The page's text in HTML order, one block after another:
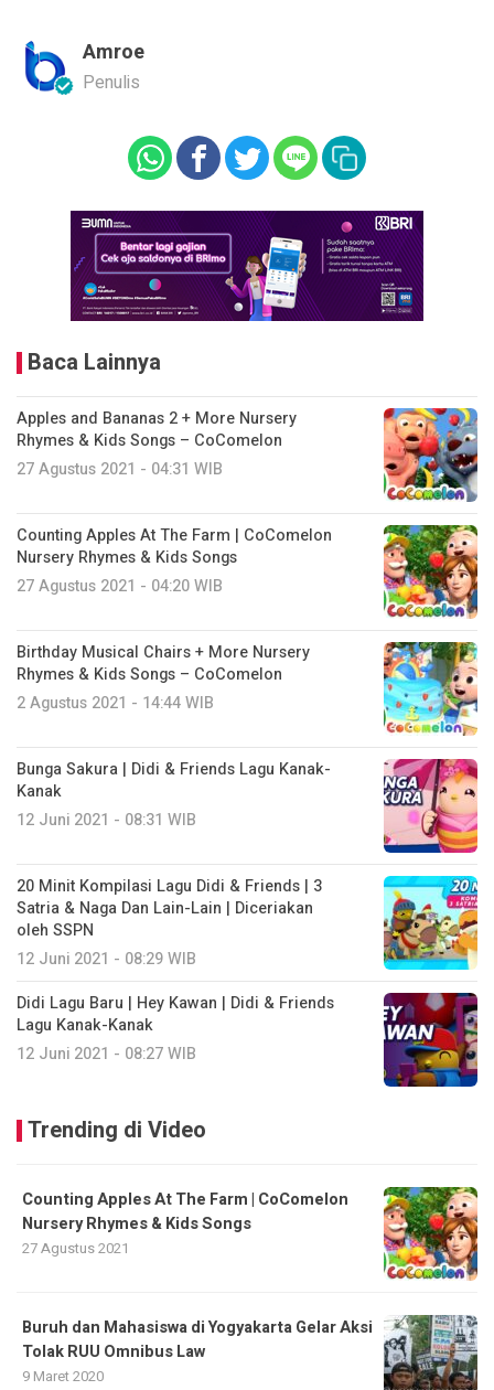
Amroe
Penulis
Baca Lainnya
Apples and Bananas 2 + More Nursery
Rhymes & Kids Songs – CoComelon
27 Agustus 2021 - 04:31 WIB
Counting Apples At The Farm | CoComelon
Nursery Rhymes & Kids Songs
27 Agustus 2021 - 04:20 WIB
Birthday Musical Chairs + More Nursery
Rhymes & Kids Songs – CoComelon
2 Agustus 2021 - 14:44 WIB
Bunga Sakura | Didi & Friends Lagu Kanak-
Kanak
12 Juni 2021 - 08:31 WIB
20 Minit Kompilasi Lagu Didi & Friends | 3
Satria & Naga Dan Lain-Lain | Diceriakan
oleh SSPN
12 Juni 2021 - 08:29 WIB
Didi Lagu Baru | Hey Kawan | Didi & Friends
Lagu Kanak-Kanak
12 Juni 2021 - 08:27 WIB
Trending di Video
Counting Apples At The Farm | CoComelon
Nursery Rhymes & Kids Songs
27 Agustus 2021
Buruh dan Mahasiswa di Yogyakarta Gelar Aksi
Tolak RUU Omnibus Law
9 Maret 2020